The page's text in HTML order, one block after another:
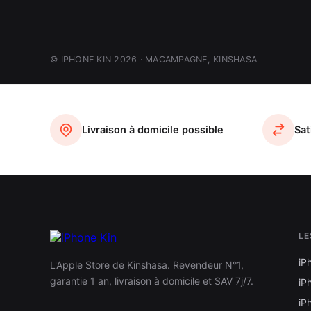
© IPHONE KIN 2026 · MACAMPAGNE, KINSHASA
Livraison à domicile possible
L'Apple Store de Kinshasa. Revendeur N°1,
garantie 1 an, livraison à domicile et SAV 7j/7.